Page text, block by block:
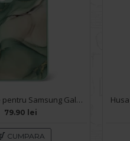
Husa spate pentru Samsung Galaxy A34 5G - Deli Case Turcoaz
79.90 lei
CUMPARA